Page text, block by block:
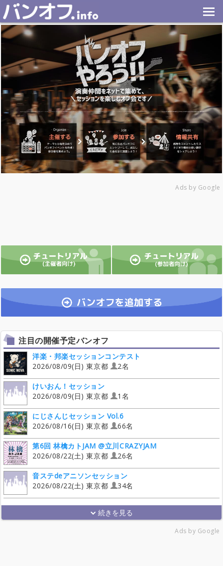
Ads by Google
注目の開催予定バンオフ
洋楽・邦楽セッションコンテスト
2026/08/09(日) 東京都
2名
けいおん！セッション
2026/08/09(日) 東京都
1名
にじさんじセッション Vol.6
2026/08/16(日) 東京都
66名
第6回 林檎カトJAM @立川CRAZYJAM
2026/08/22(土) 東京都
26名
音ステdeアニソンセッション
2026/08/22(土) 東京都
34名
Ads by Google